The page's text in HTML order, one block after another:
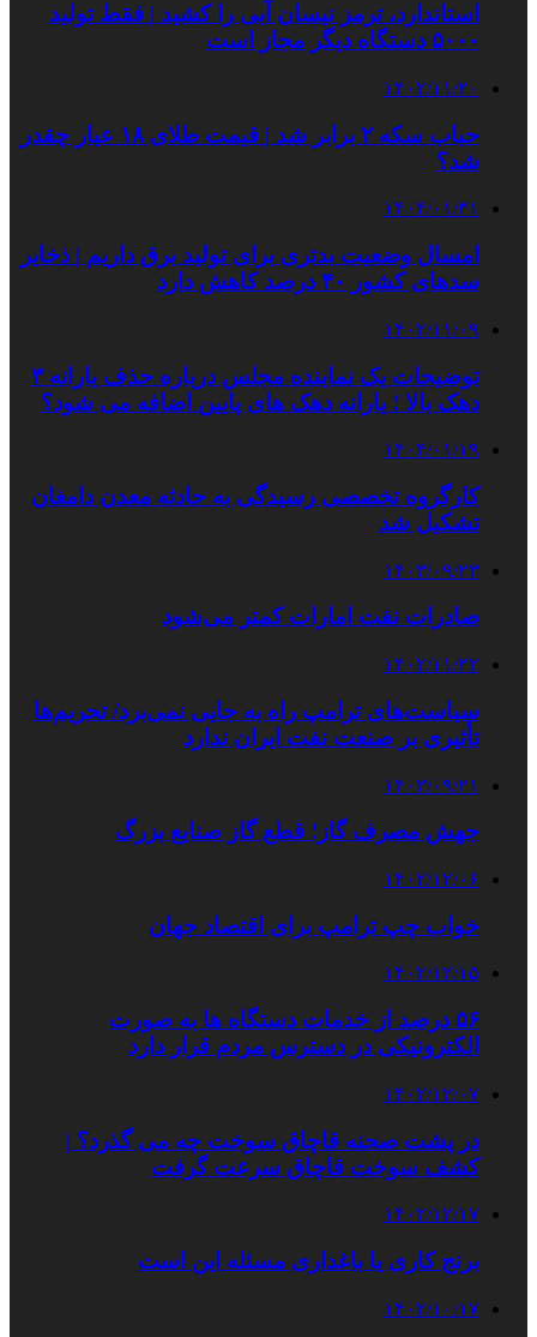
استاندارد، ترمز نیسان آبی را کشید | فقط تولید
۵۰۰۰ دستگاه دیگر مجاز است
۱۴۰۲/۱۱/۲۰
حباب سکه ۲ برابر شد | قیمت طلای ۱۸ عیار چقدر
شد؟
۱۴۰۴/۰۱/۳۱
امسال وضعیت بدتری برای تولید برق داریم‌ | ذخایر
سدهای کشور ۴۰ درصد کاهش دارد
۱۴۰۲/۱۱/۰۹
توضیحات یک نماینده مجلس درباره حذف یارانه ۳
دهک بالا ؛ یارانه دهک های پایین اضافه می شود؟
۱۴۰۴/۰۱/۱۹
کارگروه تخصصی رسیدگی به حادثه معدن دامغان
تشکیل شد
۱۴۰۳/۰۹/۲۳
صادرات نفت امارات کمتر می‌شود
۱۴۰۲/۱۱/۲۲
سیاست‌های ترامپ راه به جایی نمی‌برد/ تحریم‌ها
تأثیری بر صنعت نفت ایران ندارد
۱۴۰۳/۰۹/۲۱
جهش مصرف گاز؛ قطع گاز صنایع بزرگ
۱۴۰۲/۱۲/۰۶
خواب چپ ترامپ برای اقتصاد جهان
۱۴۰۲/۱۲/۱۵
۵۶ درصد از خدمات دستگاه ها به صورت
الکترونیکی در دسترس مردم قرار دارد
۱۴۰۲/۱۲/۰۷
در پشت صحنه قاچاق سوخت چه می گذرد؟ |
کشف سوخت قاچاق سرعت گرفت
۱۴۰۲/۱۲/۱۷
برنج کاری یا باغداری مسئله این است
۱۴۰۲/۱۰/۱۷